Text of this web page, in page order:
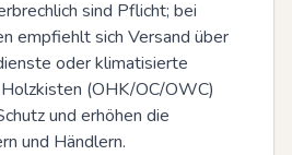
sind Pflicht; bei
empfiehlt sich Versand über
oder klimatisierte
(OHK/OC/OWC)
und erhöhen die
und Händlern.